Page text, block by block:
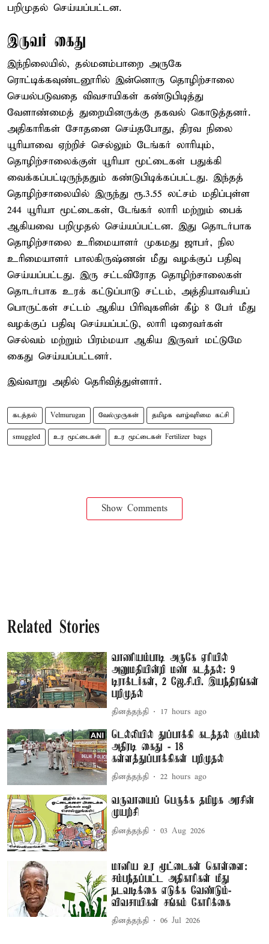
பறிமுதல் செய்யப்பட்டன.
இருவர் கைது
இந்நிலையில், தல்மனம்பாறை அருகே
ரொட்டிக்கவுண்டனூரில் இன்னொரு தொழிற்சாலை
செயல்படுவதை விவசாயிகள் கண்டுபிடித்து
வேளாண்மைத் துறையினருக்கு தகவல் கொடுத்தனர்.
அதிகாரிகள் சோதனை செய்தபோது, திரவ நிலை
யூரியாவை ஏற்றிச் செல்லும் டேங்கர் லாரியும்,
தொழிற்சாலைக்குள் யூரியா மூட்டைகள் பதுக்கி
வைக்கப்பட்டிருந்ததும் கண்டுபிடிக்கப்பட்டது. இந்தத்
தொழிற்சாலையில் இருந்து ரூ.3.55 லட்சம் மதிப்புள்ள
244 யூரியா மூட்டைகள், டேங்கர் லாரி மற்றும் பைக்
ஆகியவை பறிமுதல் செய்யப்பட்டன. இது தொடர்பாக
தொழிற்சாலை உரிமையாளர் முகமது ஜாபர், நில
உரிமையாளர் பாலகிருஷ்ணன் மீது வழக்குப் பதிவு
செய்யப்பட்டது. இரு சட்டவிரோத தொழிற்சாலைகள்
தொடர்பாக உரக் கட்டுப்பாடு சட்டம், அத்தியாவசியப்
பொருட்கள் சட்டம் ஆகிய பிரிவுகளின் கீழ் 8 பேர் மீது
வழக்குப் பதிவு செய்யப்பட்டு, லாரி டிரைவர்கள்
செல்வம் மற்றும் பிரம்மயா ஆகிய இருவர் மட்டுமே
கைது செய்யப்பட்டனர்.
இவ்வாறு அதில் தெரிவித்துள்ளார்.
கடத்தல் Velmurugan வேல்முருகன் தமிழக வாழ்வுரிமை கட்சி
smuggled உர மூட்டைகள் உர மூட்டைகள் Fertilizer bags
Show Comments
Related Stories
வாணியம்பாடி அருகே ஏரியில்
அனுமதியின்றி மண் கடத்தல்: 9
டிராக்டர்கள், 2 ஜே.சி.பி. இயந்திரங்கள்
பறிமுதல்
தினத்தந்தி 17 hours ago
டெல்லியில் துப்பாக்கி கடத்தல் கும்பல்
அதிரடி கைது - 18
கள்ளத்துப்பாக்கிகள் பறிமுதல்
தினத்தந்தி 22 hours ago
வருவாயைப் பெருக்க தமிழக அரசின்
முயற்சி
தினத்தந்தி 03 Aug 2026
மானிய உர மூட்டைகள் கொள்ளை:
சம்பந்தப்பட்ட அதிகாரிகள் மீது
நடவடிக்கை எடுக்க வேண்டும்-
விவசாயிகள் சங்கம் கோரிக்கை
தினத்தந்தி 06 Jul 2026